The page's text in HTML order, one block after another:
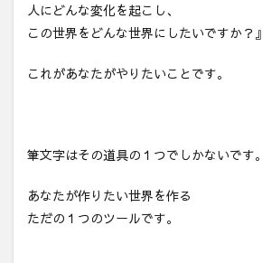
代へ
人にどんな変化を起こし、
この世界をどんな世界にしたいですか？』
これがあなたがやりたいことです。
筆文字はその道具の１つでしかないです。
あなたが作りたい世界を作る
ただの１つのツールです。